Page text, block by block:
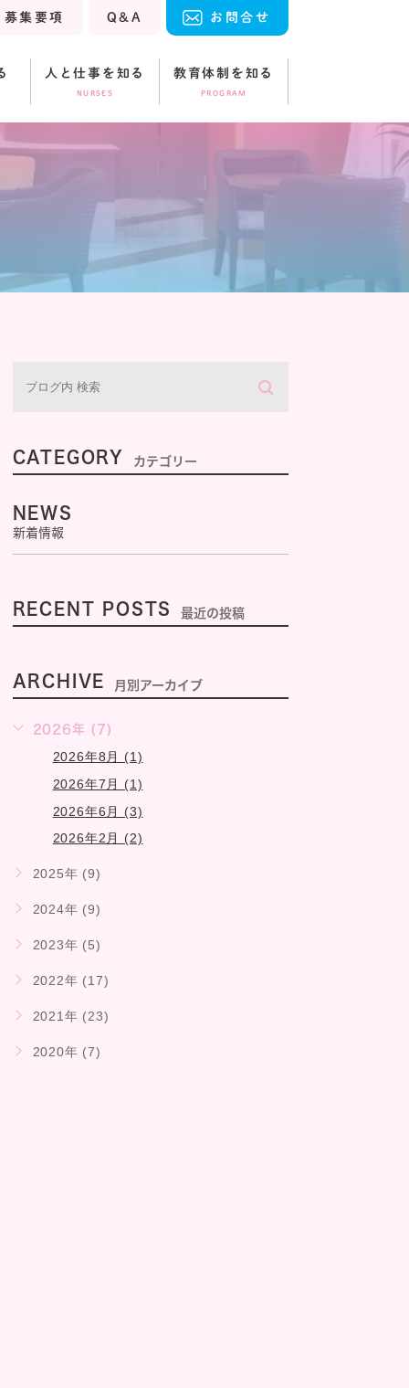
人と仕事を知る
NURSES
教育体制を知る
PROGRAM
募集要項 Q&A お問合せ
CATEGORY カテゴリー
NEWS
新着情報
RECENT POSTS 最近の投稿
ARCHIVE 月別アーカイブ
2026年 (7)
2026年8月 (1)
2026年7月 (1)
2026年6月 (3)
2026年2月 (2)
2025年 (9)
2024年 (9)
2023年 (5)
2022年 (17)
2021年 (23)
2020年 (7)